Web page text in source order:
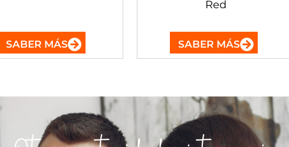
SABER MÁS
Red
SABER MÁS